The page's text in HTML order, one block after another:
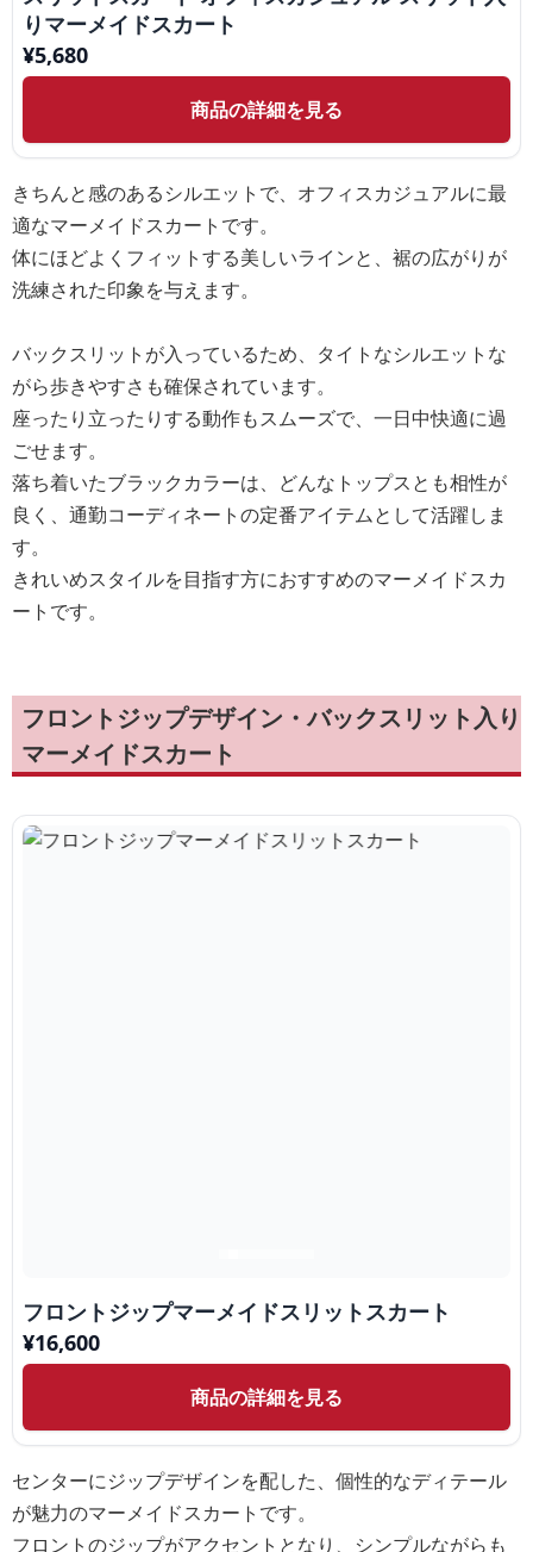
りマーメイドスカート
¥5,680
商品の詳細を見る
きちんと感のあるシルエットで、オフィスカジュアルに最
適なマーメイドスカートです。
体にほどよくフィットする美しいラインと、裾の広がりが
洗練された印象を与えます。
バックスリットが入っているため、タイトなシルエットな
がら歩きやすさも確保されています。
座ったり立ったりする動作もスムーズで、一日中快適に過
ごせます。
落ち着いたブラックカラーは、どんなトップスとも相性が
良く、通勤コーディネートの定番アイテムとして活躍しま
す。
きれいめスタイルを目指す方におすすめのマーメイドスカ
ートです。
フロントジップデザイン・バックスリット入り
マーメイドスカート
フロントジップマーメイドスリットスカート
¥16,600
商品の詳細を見る
センターにジップデザインを配した、個性的なディテール
が魅力のマーメイドスカートです。
フロントのジップがアクセントとなり、シンプルながらも